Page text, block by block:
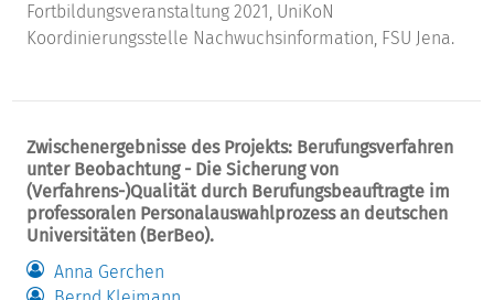
Fortbildungsveranstaltung 2021, UniKoN
Koordinierungsstelle Nachwuchsinformation, FSU Jena.
Zwischenergebnisse des Projekts: Berufungsverfahren
unter Beobachtung - Die Sicherung von
(Verfahrens-)Qualität durch Berufungsbeauftragte im
professoralen Personalauswahlprozess an deutschen
Universitäten (BerBeo).
Anna Gerchen